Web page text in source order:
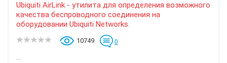
Ubiquiti AirLink - утилита для определения возможного
качества беспроводного соединения на
оборудовании Ubiquiti Networks.
10749 0
...